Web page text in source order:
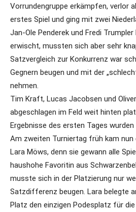
Vorrundengruppe erkämpfen, verlor
erstes Spiel und ging mit zwei
Jan-Ole Penderek und Fredi
erwischt, mussten sich aber sehr
Satzvergleich zur Konkurrenz war
Gegnern beugen und mit der
nehmen.
Tim Kraft, Lucas Jacobsen und
abgeschlagen im Feld weit hinten
Ergebnisse des ersten Tages
Am zweiten Turniertag früh kam nun
Lara Möws, denn sie gewann alle
haushohe Favoritin aus
musste sich in der Platzierung nur
Satzdifferenz beugen. Lara belegte
Platz den einzigen Podesplatz für